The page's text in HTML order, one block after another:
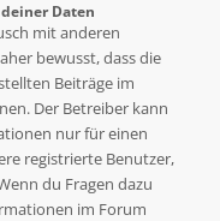
Daten
mit anderen
bewusst, dass die
Beiträge im
Der Betreiber kann
nur für einen
registrierte Benutzer,
du Fragen dazu
im Forum